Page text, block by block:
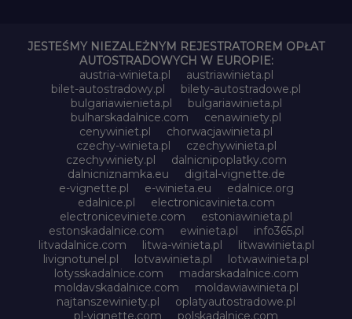
JESTEŚMY NIEZALEŻNYM REJESTRATOREM OPŁAT
AUTOSTRADOWYCH W EUROPIE:
austria-winieta.pl
austriawinieta.pl
bilet-autostradowy.pl
bilety-autostradowe.pl
bulgariawienieta.pl
bulgariawinieta.pl
bulharskadalnice.com
cenawiniety.pl
cenywiniet.pl
chorwacjawinieta.pl
czechy-winieta.pl
czechywinieta.pl
czechywiniety.pl
dalnicnipoplatky.com
dalnicniznamka.eu
digital-vignette.de
e-vignette.pl
e-winieta.eu
edalnice.org
edalnice.pl
electronicavinieta.com
electroniceviniete.com
estoniawinieta.pl
estonskadalnice.com
ewinieta.pl
info365.pl
litvadalnice.com
litwa-winieta.pl
litwawinieta.pl
livignotunel.pl
lotvawinieta.pl
lotwawinieta.pl
lotysskadalnice.com
madarskadalnice.com
moldavskadalnice.com
moldawiawinieta.pl
najtanszewiniety.pl
oplatyautostradowe.pl
pl-vignette.com
polskadalnice.com